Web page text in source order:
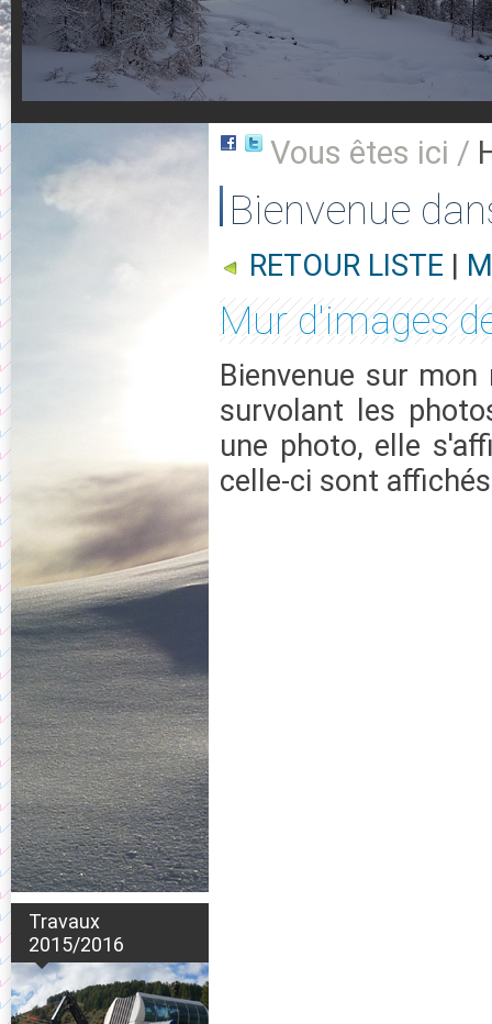
Travaux
2015/2016
Vous êtes ici /
Bienvenue
RETOUR LISTE |
Mur d'images
Bienvenue sur
survolant les
une photo, elle
celle-ci sont